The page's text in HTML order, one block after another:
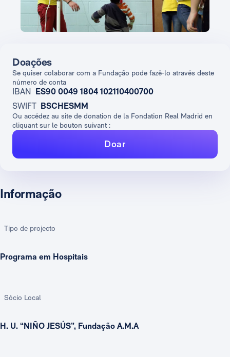
Informação
Tipo de projecto
Programa em Hospitais
Sócio Local
H. U. “NIÑO JESÚS”, Fundação A.M.A
Doações
Se quiser colaborar com a Fundação pode fazê-lo através deste
número de conta
IBAN ES90 0049 1804 102110400700
SWIFT BSCHESMM
Ou accédez au site de donation de la Fondation Real Madrid en
cliquant sur le bouton suivant :
Doar